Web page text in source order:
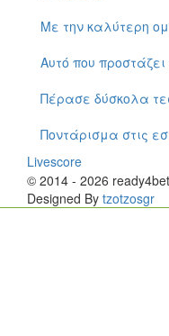
Με την καλύτερη
Αυτό που προστάζει
Πέρασε δύσκολα
Ποντάρισμα στις
Livescore
© 2014 - 2026
Designed By tzotzosgr